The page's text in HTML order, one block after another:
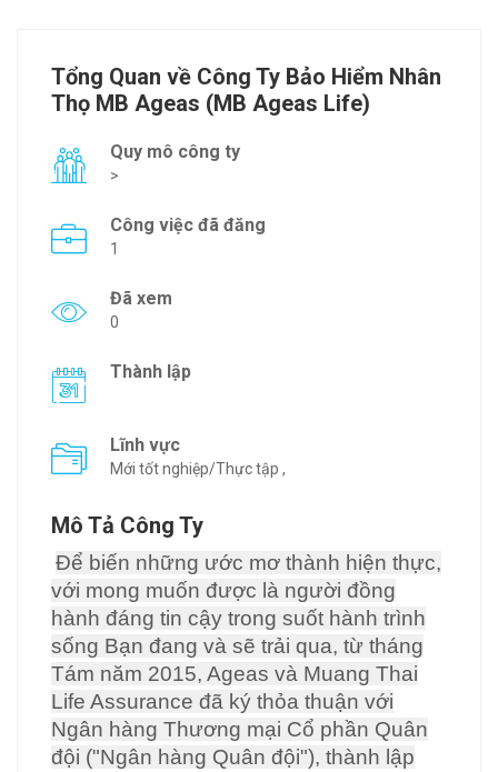
Tổng Quan về Công Ty Bảo Hiểm Nhân
Thọ MB Ageas (MB Ageas Life)
Quy mô công ty
>
Công việc đã đăng
1
Đã xem
0
Thành lập
Lĩnh vực
Mới tốt nghiệp/Thực tập ,
Mô Tả Công Ty
Để biến những ước mơ thành hiện thực,
với mong muốn được là người đồng
hành đáng tin cậy trong suốt hành trình
sống Bạn đang và sẽ trải qua, từ tháng
Tám năm 2015, Ageas và Muang Thai
Life Assurance đã ký thỏa thuận với
Ngân hàng Thương mại Cổ phần Quân
đội ("Ngân hàng Quân đội"), thành lập